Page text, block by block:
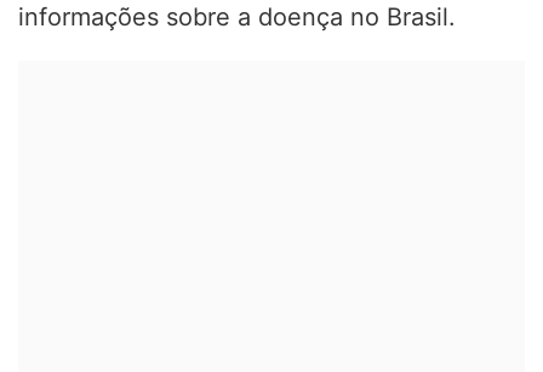
informações sobre a doença no Brasil.